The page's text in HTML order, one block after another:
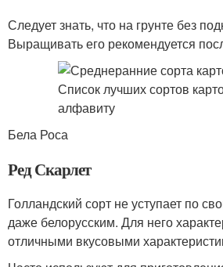
Следует знать, что на грунте без
Выращивать его рекомендуется
Бела Роса
Ред Скарлет
Голландский сорт не уступает по
даже белорусским. Для него
отличными вкусовыми